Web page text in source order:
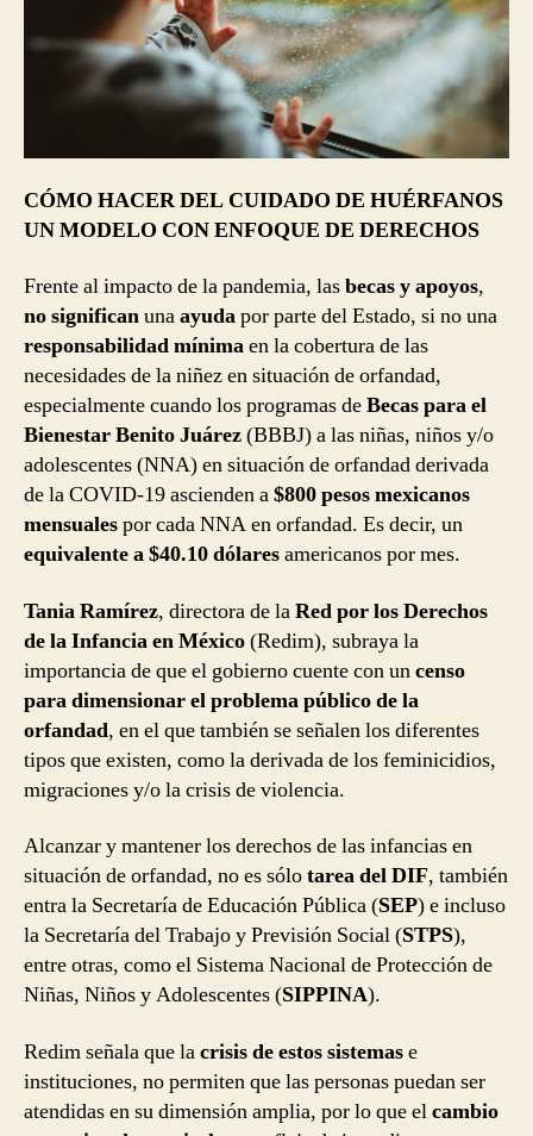
CÓMO HACER DEL CUIDADO DE HUÉRFANOS
UN MODELO CON ENFOQUE DE DERECHOS
Frente al impacto de la pandemia, lasbecas y apoyos,
no significanunaayudapor parte del Estado, si no una
responsabilidad mínimaen la cobertura de las
necesidades de la niñez en situación de orfandad,
especialmente cuando los programas deBecas para el
Bienestar Benito Juárez(BBBJ) a las niñas, niños y/o
adolescentes (NNA) en situación de orfandad derivada
de la COVID-19 ascienden a$800 pesos mexicanos
mensualespor cada NNA en orfandad. Es decir, un
equivalente a $40.10 dólaresamericanos por mes.
Tania Ramírez, directora de laRed por los Derechos
de la Infancia en México(Redim), subraya la
importancia de que el gobierno cuente con uncenso
para dimensionar el problema público de la
orfandad, en el que también se señalen los diferentes
tipos que existen, como la derivada de los feminicidios,
migraciones y/o la crisis de violencia.
Alcanzar y mantener los derechos de las infancias en
situación de orfandad, no es sólotarea del DIF, también
entra la Secretaría de Educación Pública (SEP) e incluso
la Secretaría del Trabajo y Previsión Social (STPS),
entre otras, como el Sistema Nacional de Protección de
Niñas, Niños y Adolescentes (SIPPINA).
Redim señala que lacrisis de estos sistemase
instituciones, no permiten que las personas puedan ser
atendidas en su dimensión amplia, por lo que elcambio